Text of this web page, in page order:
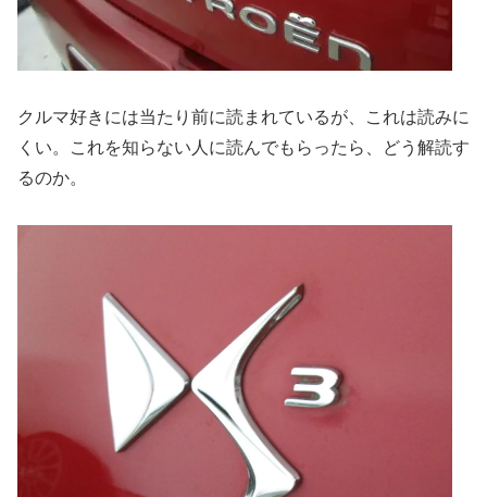
クルマ好きには当たり前に読まれているが、これは読みに
くい。これを知らない人に読んでもらったら、どう解読す
るのか。